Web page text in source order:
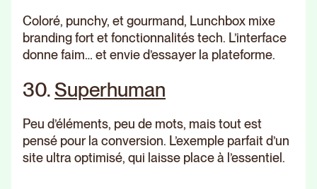
Coloré, punchy, et gourmand, Lunchbox mixe
branding fort et fonctionnalités tech. L’interface
donne faim… et envie d’essayer la plateforme.
30.Superhuman
Peu d’éléments, peu de mots, mais tout est
pensé pour la conversion. L’exemple parfait d’un
site ultra optimisé, qui laisse place à l’essentiel.